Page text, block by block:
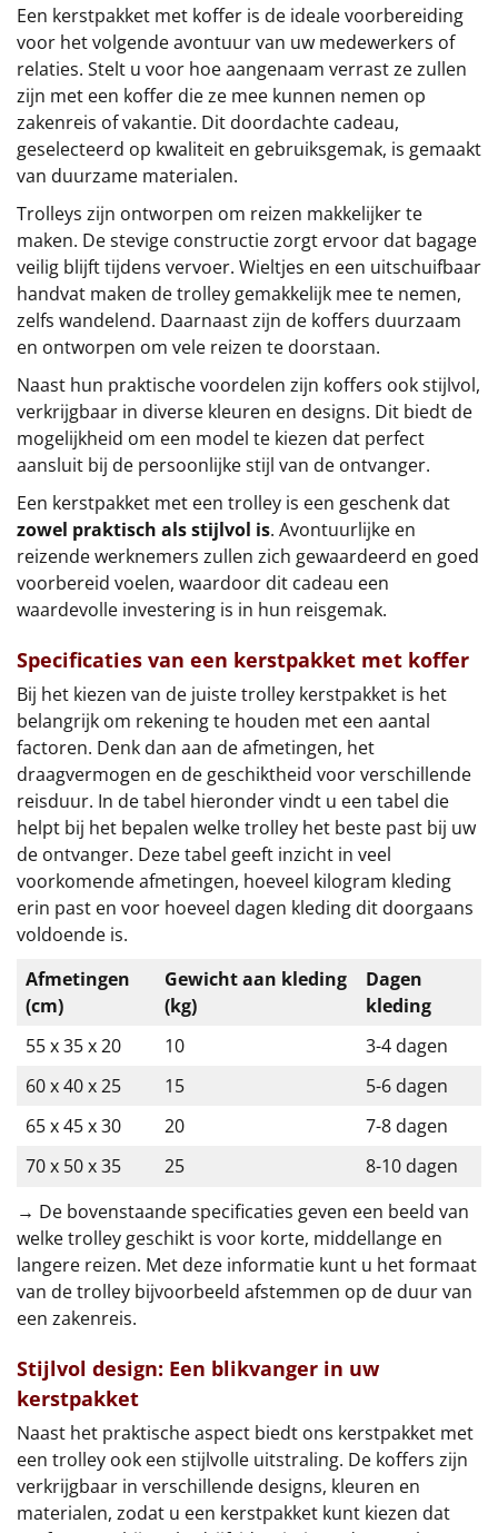
Een kerstpakket met koffer is de ideale voorbereiding
voor het volgende avontuur van uw medewerkers of
relaties. Stelt u voor hoe aangenaam verrast ze zullen
zijn met een koffer die ze mee kunnen nemen op
zakenreis of vakantie. Dit doordachte cadeau,
geselecteerd op kwaliteit en gebruiksgemak, is gemaakt
van duurzame materialen.
Trolleys zijn ontworpen om reizen makkelijker te
maken. De stevige constructie zorgt ervoor dat bagage
veilig blijft tijdens vervoer. Wieltjes en een uitschuifbaar
handvat maken de trolley gemakkelijk mee te nemen,
zelfs wandelend. Daarnaast zijn de koffers duurzaam
en ontworpen om vele reizen te doorstaan.
Naast hun praktische voordelen zijn koffers ook stijlvol,
verkrijgbaar in diverse kleuren en designs. Dit biedt de
mogelijkheid om een model te kiezen dat perfect
aansluit bij de persoonlijke stijl van de ontvanger.
Een kerstpakket met een trolley is een geschenk dat
zowel praktisch als stijlvol is. Avontuurlijke en
reizende werknemers zullen zich gewaardeerd en goed
voorbereid voelen, waardoor dit cadeau een
waardevolle investering is in hun reisgemak.
Specificaties van een kerstpakket met koffer
Bij het kiezen van de juiste trolley kerstpakket is het
belangrijk om rekening te houden met een aantal
factoren. Denk dan aan de afmetingen, het
draagvermogen en de geschiktheid voor verschillende
reisduur. In de tabel hieronder vindt u een tabel die
helpt bij het bepalen welke trolley het beste past bij uw
de ontvanger. Deze tabel geeft inzicht in veel
voorkomende afmetingen, hoeveel kilogram kleding
erin past en voor hoeveel dagen kleding dit doorgaans
voldoende is.
Afmetingen
(cm)
Gewicht aan kleding
(kg)
Dagen
kleding
55 x 35 x 20
10
3-4 dagen
60 x 40 x 25
15
5-6 dagen
65 x 45 x 30
20
7-8 dagen
70 x 50 x 35
25
8-10 dagen
→ De bovenstaande specificaties geven een beeld van
welke trolley geschikt is voor korte, middellange en
langere reizen. Met deze informatie kunt u het formaat
van de trolley bijvoorbeeld afstemmen op de duur van
een zakenreis.
Stijlvol design: Een blikvanger in uw
kerstpakket
Naast het praktische aspect biedt ons kerstpakket met
een trolley ook een stijlvolle uitstraling. De koffers zijn
verkrijgbaar in verschillende designs, kleuren en
materialen, zodat u een kerstpakket kunt kiezen dat